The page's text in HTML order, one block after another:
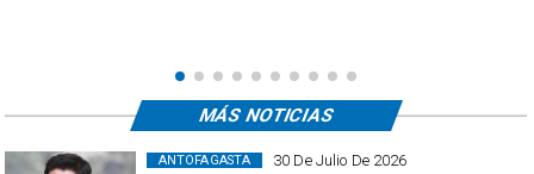
30 De Julio De 2026
ANTOFAGASTA
MÁS NOTICIAS